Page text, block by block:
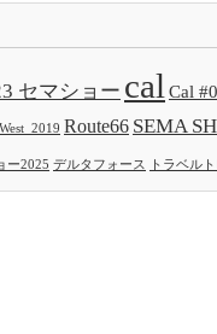
セマショー cal Cal
Route66 SEMA
ー2025 デルタフォース トラベル